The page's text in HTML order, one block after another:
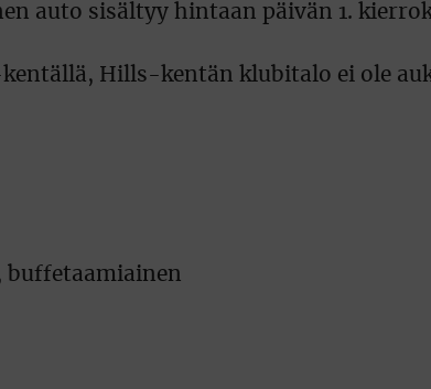
auto sisältyy hintaan päivän 1.
Hills-kentän klubitalo ei ole
buffetaamiainen